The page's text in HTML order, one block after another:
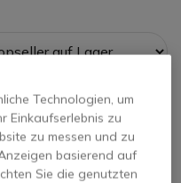
Technologien, um
Einkaufserlebnis zu
zu messen und zu
basierend auf
Sie die genutzten